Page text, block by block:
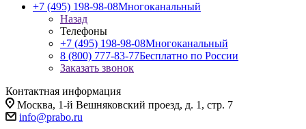
+7 (495) 198-98-08Многоканальный
Назад
Телефоны
+7 (495) 198-98-08Многоканальный
8 (800) 777-83-77Бесплатно по России
Заказать звонок
Контактная информация
Москва, 1-й Вешняковский проезд, д. 1, стр. 7
info@prabo.ru